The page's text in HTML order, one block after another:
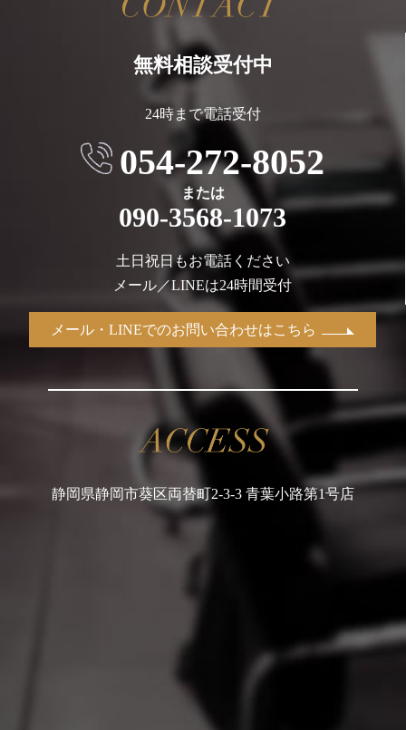
無料相談受付中
24時まで電話受付
054-272-8052
または
090-3568-1073
土日祝日もお電話ください
メール／LINEは24時間受付
メール・LINEでのお問い合わせはこちら
静岡県静岡市葵区両替町2-3-3 青葉小路第1号店